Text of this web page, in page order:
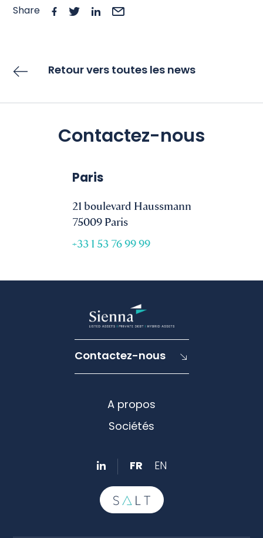
Share
Retour vers toutes les news
Contactez-nous
Paris
21 boulevard Haussmann
75009 Paris
+33 1 53 76 99 99
Contactez-nous
A propos
Sociétés
FR EN